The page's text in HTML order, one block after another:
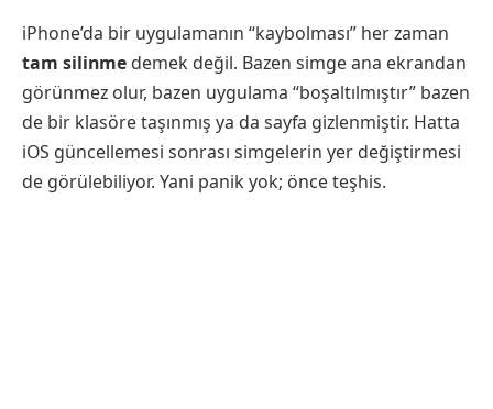
iPhone’da bir uygulamanın “kaybolması” her zaman
tam silinme demek değil. Bazen simge ana ekrandan
görünmez olur, bazen uygulama “boşaltılmıştır” bazen
de bir klasöre taşınmış ya da sayfa gizlenmiştir. Hatta
iOS güncellemesi sonrası simgelerin yer değiştirmesi
de görülebiliyor. Yani panik yok; önce teşhis.